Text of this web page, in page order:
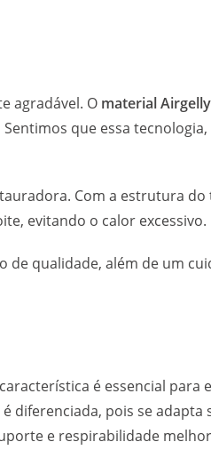
agradável. O material Airgelly
que essa
Com a estrutura do
evitando o calor excessivo.
qualidade, além de um
é essencial para
é diferenciada, pois se adapta
e respirabilidade